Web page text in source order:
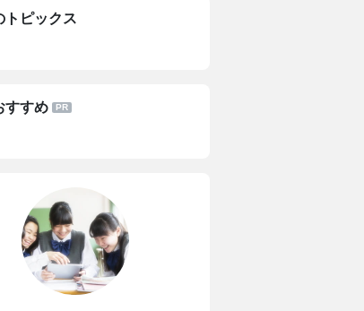
トピックス
すすめ